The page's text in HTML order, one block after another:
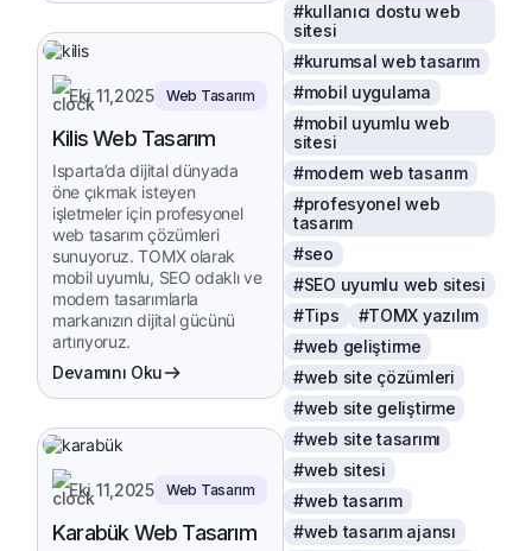
Eki 11,2025 Web Tasarım
Kilis Web Tasarım
Isparta’da dijital dünyada
öne çıkmak isteyen
işletmeler için profesyonel
web tasarım çözümleri
sunuyoruz. TOMX olarak
mobil uyumlu, SEO odaklı ve
modern tasarımlarla
markanızın dijital gücünü
artırıyoruz.
Devamını Oku
Eki 11,2025 Web Tasarım
Karabük Web Tasarım
#kullanıcı dostu web
sitesi
#kurumsal web tasarım
#mobil uygulama
#mobil uyumlu web
sitesi
#modern web tasarım
#profesyonel web
tasarım
#seo
#SEO uyumlu web sitesi
#Tips
#TOMX yazılım
#web geliştirme
#web site çözümleri
#web site geliştirme
#web site tasarımı
#web sitesi
#web tasarım
#web tasarım ajansı